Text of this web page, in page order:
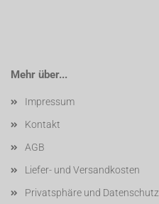
Mehr über...
Impressum
Kontakt
AGB
Liefer- und Versandkosten
Privatsphäre und Datenschutz